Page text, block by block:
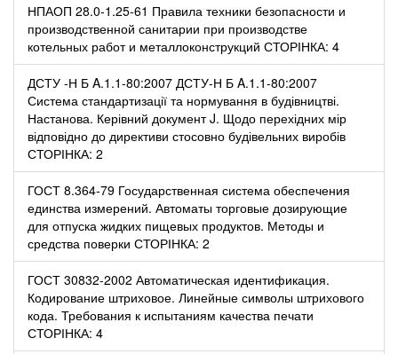
НПАОП 28.0-1.25-61 Правила техники безопасности и
производственной санитарии при производстве
котельных работ и металлоконструкций СТОРІНКА: 4
ДСТУ -Н Б A.1.1-80:2007 ДСТУ-Н Б A.1.1-80:2007
Система стандартизації та нормування в будівництві.
Настанова. Керівний документ J. Щодо перехідних мір
відповідно до директиви стосовно будівельних виробів
СТОРІНКА: 2
ГОСТ 8.364-79 Государственная система обеспечения
единства измерений. Автоматы торговые дозирующие
для отпуска жидких пищевых продуктов. Методы и
средства поверки СТОРІНКА: 2
ГОСТ 30832-2002 Автоматическая идентификация.
Кодирование штриховое. Линейные символы штрихового
кода. Требования к испытаниям качества печати
СТОРІНКА: 4